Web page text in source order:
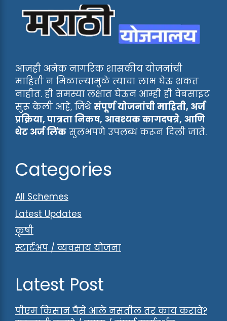
आजही अनेक नागरिक शासकीय योजनांची
माहिती न मिळाल्यामुळे त्याचा लाभ घेऊ शकत
नाहीत. ही समस्या लक्षात घेऊन आम्ही ही वेबसाइट
सुरू केली आहे, जिथेसंपूर्ण योजनांची माहिती, अर्ज
प्रक्रिया, पात्रता निकष, आवश्यक कागदपत्रे, आणि
थेट अर्ज लिंक सुलभपणे उपलब्ध करून दिली जाते.
Categories
All Schemes
Latest Updates
कृषी
स्टार्टअप / व्यवसाय योजना
Latest Post
पीएम किसान पैसे आले नसतील तर काय करावे?